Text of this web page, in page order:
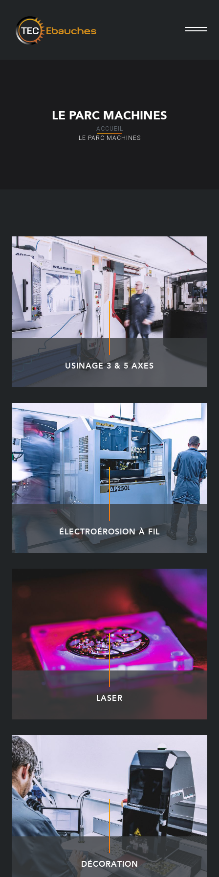
LE PARC MACHINES
ACCUEIL
LE PARC MACHINES
USINAGE 3 & 5 AXES
ÉLECTROÉROSION À FIL
LASER
DÉCORATION